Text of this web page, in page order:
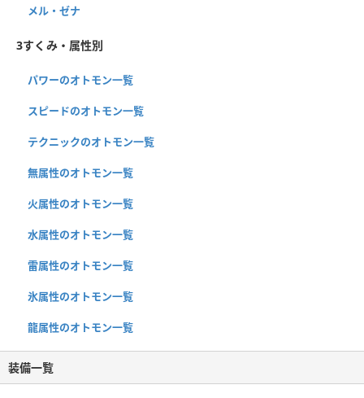
メル・ゼナ
3すくみ・属性別
パワーのオトモン一覧
スピードのオトモン一覧
テクニックのオトモン一覧
無属性のオトモン一覧
火属性のオトモン一覧
水属性のオトモン一覧
雷属性のオトモン一覧
氷属性のオトモン一覧
龍属性のオトモン一覧
装備一覧